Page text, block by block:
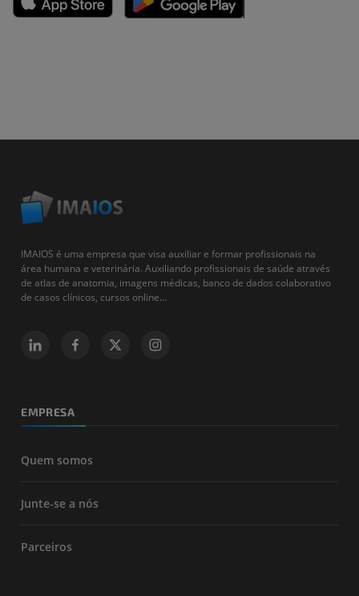
IMAIOS é uma empresa que visa auxiliar e formar profissionais na
área humana e veterinária. Auxiliando profissionais de saúde através
de atlas de anatomia, imagens médicas, banco de dados colaborativo
de casos clínicos, cursos online...
EMPRESA
Quem somos
Junte-se a nós
Parceiros